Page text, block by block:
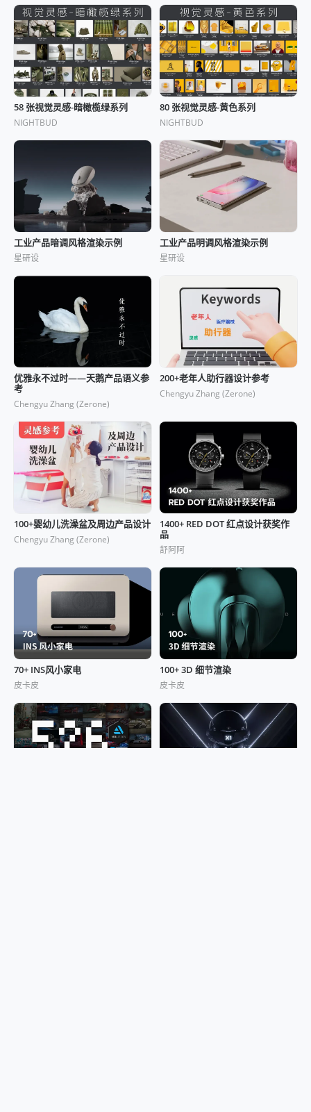
58 张视觉灵感-暗橄榄绿系列
NIGHTBUD
80 张视觉灵感-黄色系列
NIGHTBUD
工业产品暗调风格渲染示例
星研设
工业产品明调风格渲染示例
星研设
优雅永不过时——天鹅产品语义参
考
Chengyu Zhang (Zerone)
200+老年人助行器设计参考
Chengyu Zhang (Zerone)
100+婴幼儿洗澡盆及周边产品设计
Chengyu Zhang (Zerone)
1400+ RED DOT 红点设计获奖作
品
舒阿阿
70+ INS风小家电
皮卡皮
100+ 3D 细节渲染
皮卡皮